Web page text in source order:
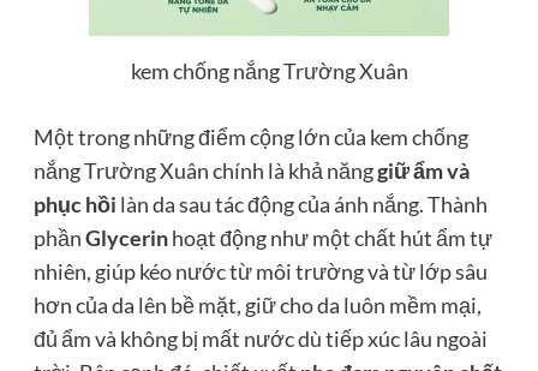
kem chống nắng Trường Xuân
Một trong những điểm cộng lớn của kem chống
nắng Trường Xuân chính là khả nănggiữ ẩm và
phục hồi làn da sau tác động của ánh nắng. Thành
phầnGlycerinhoạt động như một chất hút ẩm tự
nhiên, giúp kéo nước từ môi trường và từ lớp sâu
hơn của da lên bề mặt, giữ cho da luôn mềm mại,
đủ ẩm và không bị mất nước dù tiếp xúc lâu ngoài